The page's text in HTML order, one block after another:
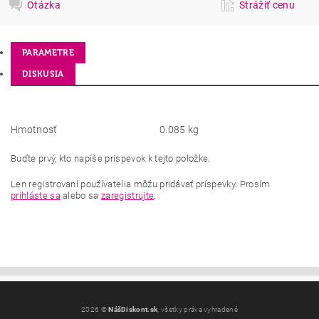
Otázka Strážiť cenu
PARAMETRE
DISKUSIA
Hmotnosť 0.085 kg
Buďte prvý, kto napíše príspevok k tejto položke.
Len registrovaní používatelia môžu pridávať príspevky. Prosím
prihláste sa alebo sazaregistrujte.
2026 ©NášDiskont.sk , všetky práva vyhradené